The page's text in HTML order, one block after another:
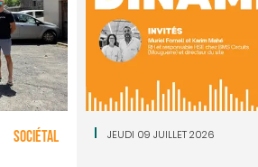
SOCIÉTAL JEUDI 09 JUILLET 2026